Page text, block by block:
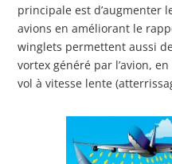
principale est d’augmenter
avions en améliorant le
winglets permettent aussi
vortex généré par l’avion,
vol à vitesse lente